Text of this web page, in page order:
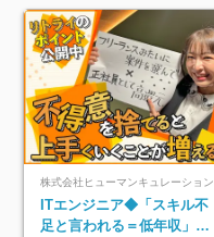
株式会社ヒューマンキュレーション
ITエンジニア◆「スキル不
足と言われる＝低年収」で